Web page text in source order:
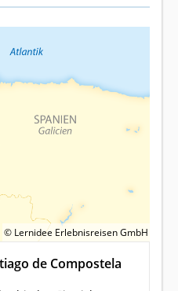
© Lernidee Erlebnisreisen GmbH
de Compostela